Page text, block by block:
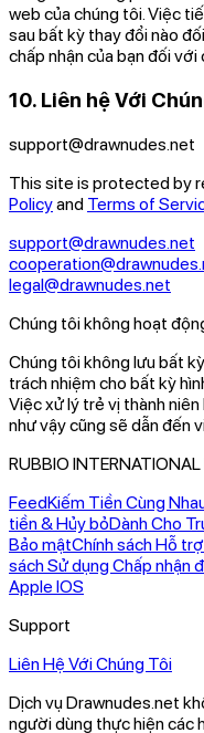
web của chúng tôi. Việc
sau bất kỳ thay đổi nào
chấp nhận của bạn đối với
10. Liên hệ Với
support@drawnudes.net
This site is protected by
Policyand Terms of
support@drawnudes.net
legal@drawnudes.net
Chúng tôi không hoạt
Chúng tôi không lưu bất
trách nhiệm cho bất kỳ
Việc xử lý trẻ vị thành
như vậy cũng sẽ dẫn đến
RUBBIO INTERNATIONAL
FeedKiếm Tiền Cùng Nhau
tiền & Hủy bỏDành Cho
Bảo mậtChính sách Hỗ
sách Sử dụng Chấp nhận
Apple IOS
Support
Liên Hệ Với Chúng Tôi
Dịch vụ Drawnudes.net
người dùng thực hiện các